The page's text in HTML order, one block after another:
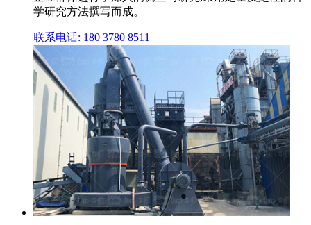
学研究方法撰写而成。
联系电话: 180 3780 8511